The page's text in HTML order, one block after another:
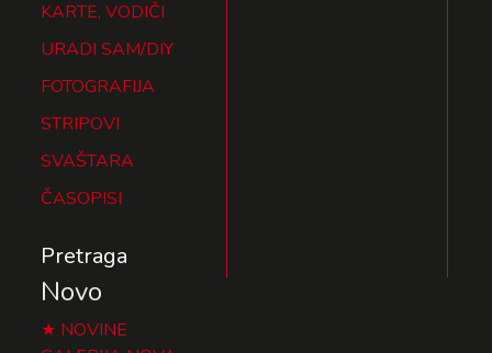
KARTE, VODIČI
URADI SAM/DIY
FOTOGRAFIJA
STRIPOVI
SVAŠTARA
ČASOPISI
Pretraga
Novo
NOVINE